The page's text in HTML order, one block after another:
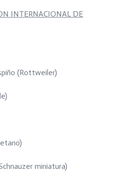
INTERNACIONAL DE
(Rottweiler)
miniatura)